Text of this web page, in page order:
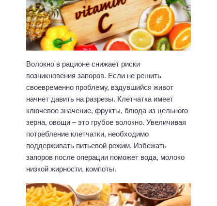
Волокно в рационе снижает риски
возникновения запоров. Если не решить
своевременно проблему, вздувшийся живот
начнет давить на разрезы. Клетчатка имеет
ключевое значение, фрукты, блюда из цельного
зерна, овощи – это грубое волокно. Увеличивая
потребление клетчатки, необходимо
поддерживать питьевой режим. Избежать
запоров после операции поможет вода, молоко
низкой жирности, компоты.